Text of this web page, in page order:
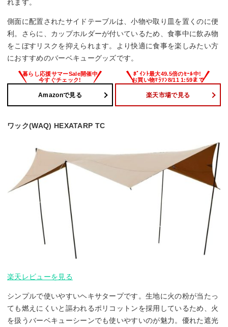
れます。
側面に配置されたサイドテーブルは、小物や取り皿を置くのに便
利。さらに、カップホルダーが付いているため、食事中に飲み物
をこぼすリスクを抑えられます。より快適に食事を楽しみたい方
におすすめのバーベキューグッズです。
Amazonで見る 楽天市場で見る
ワック(WAQ) HEXATARP TC
楽天レビューを見る
シンプルで使いやすいヘキサタープです。生地に火の粉が当たっ
ても燃えにくいと謳われるポリコットンを採用しているため、火
を扱うバーベキューシーンでも使いやすいのが魅力。優れた遮光